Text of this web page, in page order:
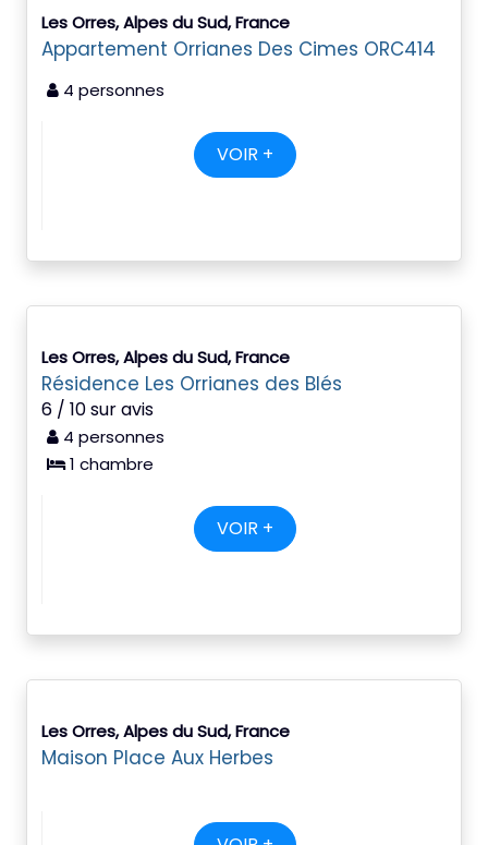
Les Orres, Alpes du Sud, France
Appartement Orrianes Des Cimes ORC414
4 personnes
VOIR +
Les Orres, Alpes du Sud, France
Résidence Les Orrianes des Blés
6 / 10 sur avis
4 personnes
1 chambre
VOIR +
Les Orres, Alpes du Sud, France
Maison Place Aux Herbes